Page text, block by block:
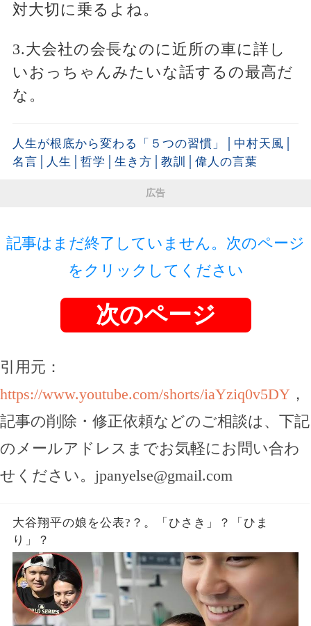
対大切に乗るよね。
3.大会社の会長なのに近所の車に詳し
いおっちゃんみたいな話するの最高だ
な。
人生が根底から変わる「５つの習慣」│中村天風│
名言│人生│哲学│生き方│教訓│偉人の言葉
広告
記事はまだ終了していません。次のページ
をクリックしてください
次のページ
引用元：
https://www.youtube.com/shorts/iaYziq0v5DY ，
記事の削除・修正依頼などのご相談は、下記
のメールアドレスまでお気軽にお問い合わ
せください。 jpanyelse@gmail.com
大谷翔平の娘を公表?？。「ひさき」？「ひま
り」？